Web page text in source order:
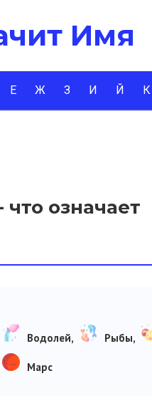
Имя
Е Ж З И Й К
означает
Водолей, Рыбы,
Марс